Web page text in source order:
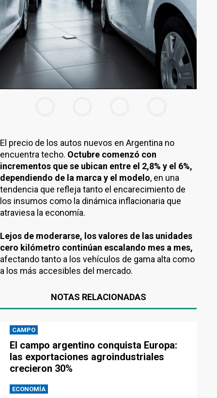
El precio de los autos nuevos en Argentina no
encuentra techo. Octubre comenzó con
incrementos que se ubican entre el 2,8% y el 6%,
dependiendo de la marca y el modelo, en una
tendencia que refleja tanto el encarecimiento de
los insumos como la dinámica inflacionaria que
atraviesa la economía.
Lejos de moderarse, los valores de las unidades
cero kilómetro continúan escalando mes a mes,
afectando tanto a los vehículos de gama alta como
a los más accesibles del mercado.
NOTAS RELACIONADAS
CAMPO
El campo argentino conquista Europa:
las exportaciones agroindustriales
crecieron 30%
ECONOMÍA